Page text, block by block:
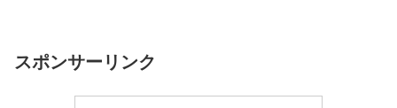
スポンサーリンク